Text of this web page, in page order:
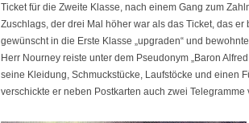
Ticket für die Zweite Klasse, nach einem Gang zum
Zuschlags, der drei Mal höher war als das Ticket, das
gewünscht in die Erste Klasse „upgraden“ und
Herr Nourney reiste unter dem Pseudonym „Baron
seine Kleidung, Schmuckstücke, Laufstöcke und einen
verschickte er neben Postkarten auch zwei Telegramme